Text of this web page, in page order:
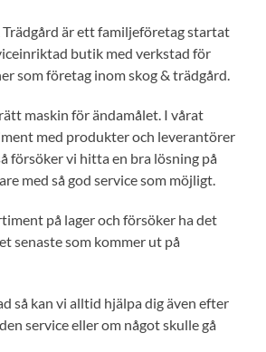
Trädgård är ett familjeföretag startat
butik med verkstad för
som företag inom skog & trädgård.
maskin för ändamålet. I vårat
med produkter och leverantörer
försöker vi hitta en bra lösning på
med så god service som möjligt.
på lager och försöker ha det
senaste som kommer ut på
så kan vi alltid hjälpa dig även efter
service eller om något skulle gå